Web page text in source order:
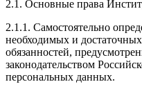
2.1. Основные права
2.1.1. Самостоятельно
необходимых и
обязанностей,
законодательством
персональных данных.